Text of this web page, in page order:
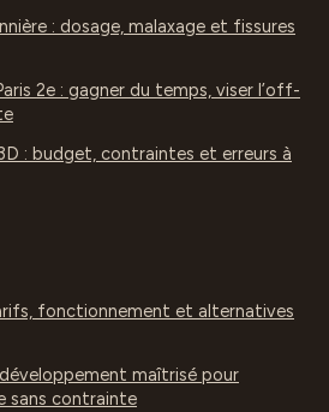
: dosage, malaxage et fissures
2e : gagner du temps, viser l’off-
: budget, contraintes et erreurs à
fonctionnement et alternatives
maîtrisé pour
sans contrainte